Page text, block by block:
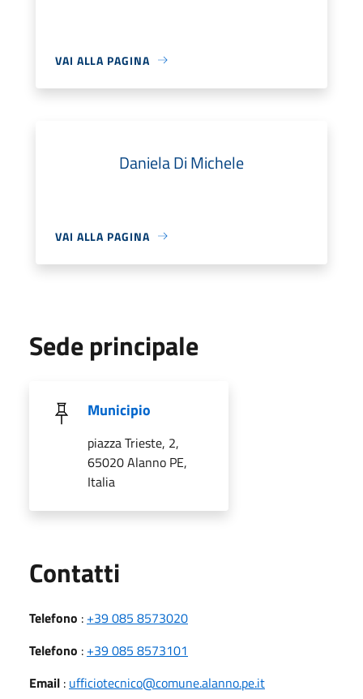
VAI ALLA PAGINA
Daniela Di Michele
VAI ALLA PAGINA
Sede principale
Municipio
piazza Trieste, 2,
65020 Alanno PE,
Italia
Contatti
Telefono : +39 085 8573020
Telefono : +39 085 8573101
Email : ufficiotecnico@comune.alanno.pe.it